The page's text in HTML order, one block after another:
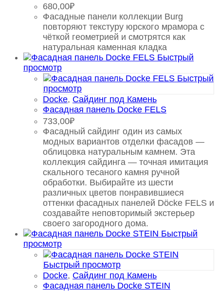
680,00₽
Фасадные панели коллекции Burg
повторяют текстуру юрского мрамора с
чёткой геометрией и смотрятся как
натуральная каменная кладка
Быстрый
просмотр
Быстрый
просмотр
Docke, Сайдинг под Камень
Фасадная панель Docke FELS
733,00₽
Фасадный сайдинг один из самых
модных вариантов отделки фасадов —
облицовка натуральным камнем. Эта
коллекция сайдинга — точная имитация
скального тесаного камня ручной
обработки. Выбирайте из шести
различных цветов понравившиеся
оттенки фасадных панелей Döcke FELS и
создавайте неповторимый экстерьер
своего загородного дома.
Быстрый
просмотр
Быстрый просмотр
Docke, Сайдинг под Камень
Фасадная панель Docke STEIN